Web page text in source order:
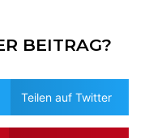
BEITRAG?
Teilen auf Twitter